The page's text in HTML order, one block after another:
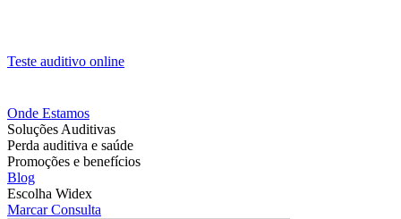
Teste auditivo online
Onde Estamos
Soluções Auditivas
Perda auditiva e saúde
Promoções e benefícios
Blog
Escolha Widex
Marcar Consulta